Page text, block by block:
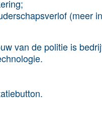
(meer
van de politie is